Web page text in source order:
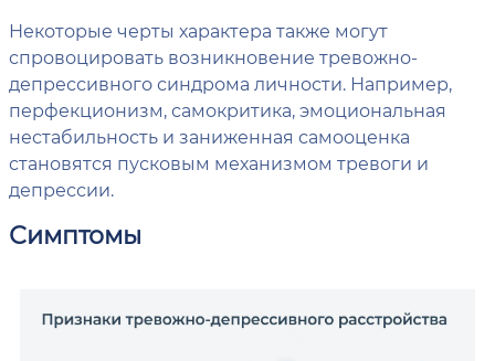
Некоторые черты характера также могут
спровоцировать возникновение тревожно-
депрессивного синдрома личности. Например,
перфекционизм, самокритика, эмоциональная
нестабильность и заниженная самооценка
становятся пусковым механизмом тревоги и
депрессии.
Симптомы